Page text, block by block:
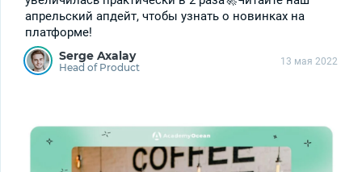
апрельский апдейт, чтобы узнать о новинках на
платформе!
Serge Axalay
Head of Product 13 мая 2022